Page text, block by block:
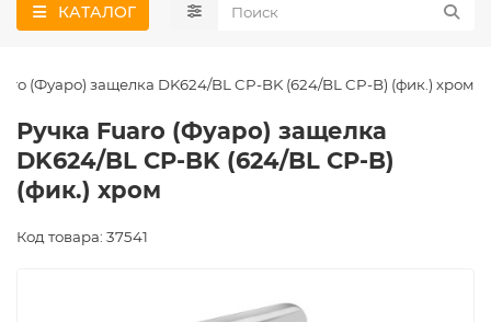
КАТАЛОГ
(Фуаро) защелка DK624/BL CP-BK (624/BL CP-B) (фик.) хром
Ручка Fuaro (Фуаро) защелка
DK624/BL CP-BK (624/BL CP-B)
(фик.) хром
Код товара: 37541